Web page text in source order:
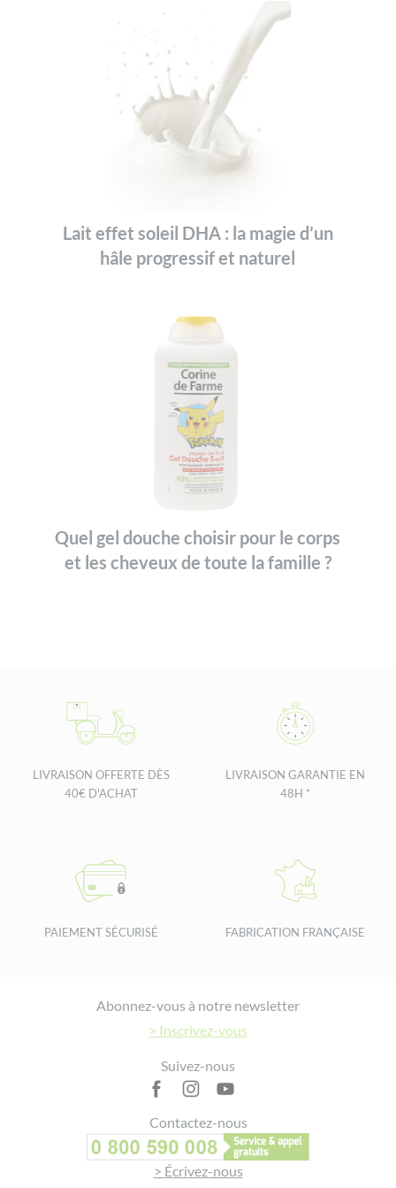
Lait effet soleil DHA : la magie d’un
hâle progressif et naturel
Quel gel douche choisir pour le corps
et les cheveux de toute la famille ?
LIVRAISON OFFERTE DÈS
40€ D'ACHAT
LIVRAISON GARANTIE EN
48H *
PAIEMENT SÉCURISÉ FABRICATION FRANÇAISE
Abonnez-vous à notre newsletter
> Inscrivez-vous
Suivez-nous
Contactez-nous
> Écrivez-nous